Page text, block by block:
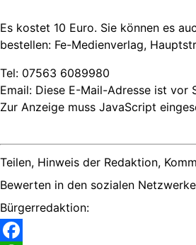
Es kostet 10 Euro. Sie können es
bestellen: Fe-Medienverlag,
Tel: 07563 6089980
Email: Diese E-Mail-Adresse ist vor
Zur Anzeige muss JavaScript
Teilen, Hinweis der Redaktion,
Bewerten in den sozialen
Bürgerredaktion: